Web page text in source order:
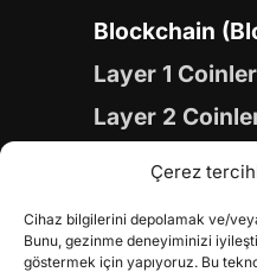
Çerez
Cihaz bilgilerini depolamak ve/
Bunu, gezinme deneyiminizi
göstermek için yapıyoruz. Bu
Blockchain
Layer 1
Layer 2
Yapay Zeka
Gaming